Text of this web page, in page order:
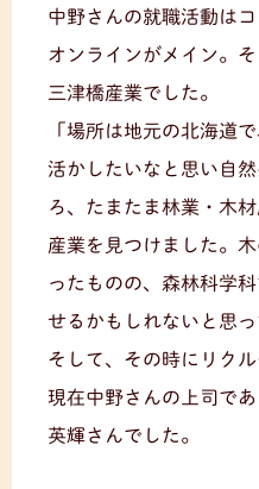
中野さんの就職活動は
オンラインがメイン。
三津橋産業でした。
「場所は地元の北海道
活かしたいなと思い自
ろ、たまたま林業・木
産業を見つけました。
ったものの、森林科学
せるかもしれないと思っ
そして、その時にリク
現在中野さんの上司で
英輝さんでした。